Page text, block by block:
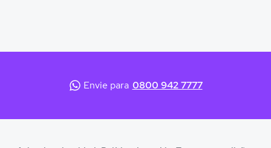
Envie para 0800 942 7777